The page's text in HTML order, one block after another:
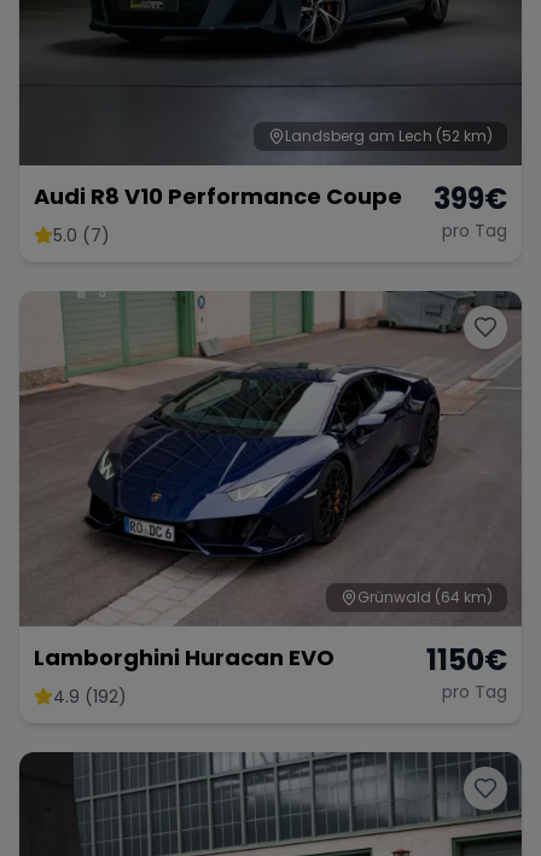
Landsberg am Lech (52 km)
Audi R8 V10 Performance Coupe
5.0 (7)
399€
pro Tag
Grünwald (64 km)
Lamborghini Huracan EVO
4.9 (192)
1150€
pro Tag